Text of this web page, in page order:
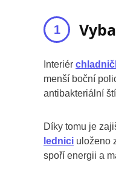
Interiér
menší boční
antibakteriální
Díky tomu je
lednici uloženo
spoří energii a